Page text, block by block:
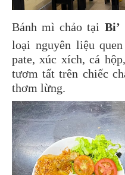
Bánh mì chảo tại Bi’
loại nguyên liệu
pate, xúc xích, cá
tươm tất trên chiếc
thơm lừng.